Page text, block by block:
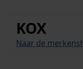
KOX
Naar de